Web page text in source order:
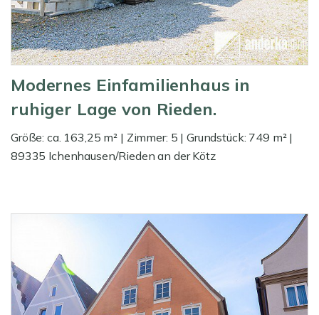
Modernes Einfamilienhaus in
ruhiger Lage von Rieden.
Größe: ca. 163,25 m² | Zimmer: 5 | Grundstück: 749 m² |
89335 Ichenhausen/Rieden an der Kötz